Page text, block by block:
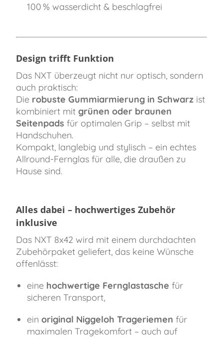
100 % wasserdicht & beschlagfrei
Design trifft Funktion
Das NXT überzeugt nicht nur optisch, sondern
auch praktisch:
Die robuste Gummiarmierung in Schwarz ist
kombiniert mit grünen oder braunen
Seitenpads für optimalen Grip – selbst mit
Handschuhen.
Kompakt, langlebig und stylisch – ein echtes
Allround-Fernglas für alle, die draußen zu
Hause sind.
Alles dabei – hochwertiges Zubehör
inklusive
Das NXT 8x42 wird mit einem durchdachten
Zubehörpaket geliefert, das keine Wünsche
offenlässt:
eine hochwertige Fernglastasche für
sicheren Transport,
ein original Niggeloh Trageriemen für
maximalen Tragekomfort – auch auf